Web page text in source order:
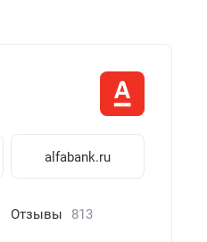
alfabank.ru
Отзывы 813